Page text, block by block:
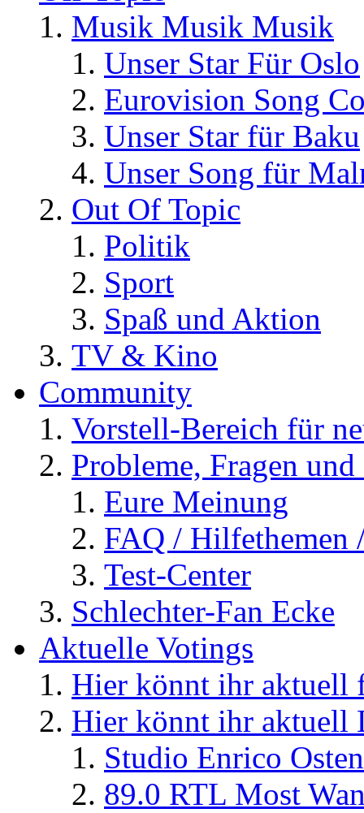
Musik Musik Musik
Unser Star Für Oslo
Eurovision Song
Unser Star für Baku
Unser Song für
Out Of Topic
Politik
Sport
Spaß und Aktion
TV & Kino
Community
Vorstell-Bereich für
Probleme, Fragen
Eure Meinung
FAQ / Hilfethemen
Test-Center
Schlechter-Fan Ecke
Aktuelle Votings
Hier könnt ihr aktuell
Hier könnt ihr aktuell
Studio Enrico
89.0 RTL Most